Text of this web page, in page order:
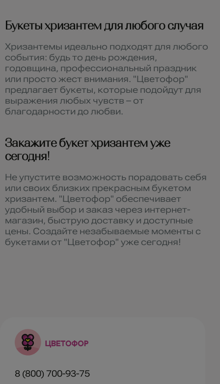
Букеты хризантем для любого случая
Хризантемы идеально подходят для любого
события: будь то день рождения,
годовщина, профессиональный праздник
или просто жест внимания. "Цветофор"
предлагает букеты, которые подойдут для
выражения любых чувств – от
благодарности до любви.
Закажите букет хризантем уже
сегодня!
Не упустите возможность порадовать себя
или своих близких прекрасным букетом
хризантем. "Цветофор" обеспечивает
удобный выбор и заказ через интернет-
магазин, быструю доставку и доступные
цены. Создайте незабываемые моменты с
букетами от "Цветофор" уже сегодня!
8 (800) 700-93-75